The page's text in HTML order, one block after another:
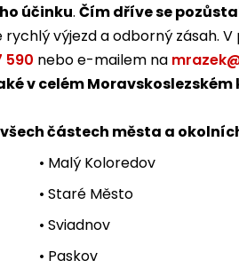
účinku. Čím dříve se
výjezd a odborný zásah.
590 nebo e-mailem na
v celém Moravskoslezském
částech města a
• Malý Koloredov
• Staré Město
• Sviadnov
• Paskov